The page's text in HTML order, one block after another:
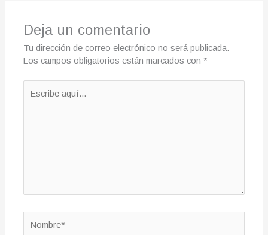
Deja un comentario
Tu dirección de correo electrónico no será publicada.
Los campos obligatorios están marcados con *
aquí...